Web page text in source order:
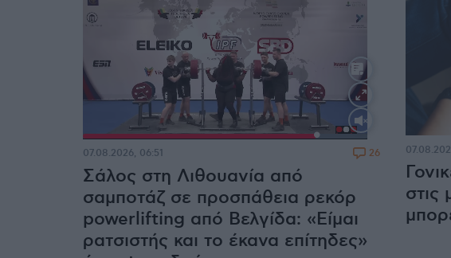
Loaded:
Σάλος στη Λιθουανία από
σαμποτάζ σε προσπάθεια ρεκόρ
powerlifting από Βελγίδα: «Είμαι
ρατσιστής και το έκανα επίτηδες»
07.08.2026, 06:51 26